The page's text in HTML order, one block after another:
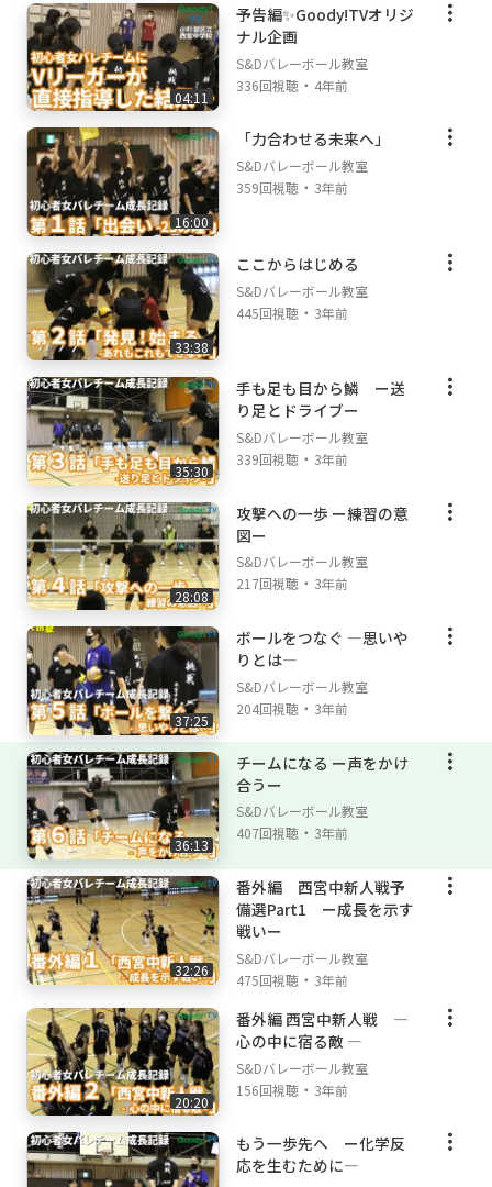
04:11
予告編✨Goody!TVオリジ
ナル企画
S&Dバレーボール教室
336回視聴 ・ 4年前
16:00
「力合わせる未来へ」
S&Dバレーボール教室
359回視聴 ・ 3年前
33:38
ここからはじめる
S&Dバレーボール教室
445回視聴 ・ 3年前
35:30
手も足も目から鱗 ー送
り足とドライブー
S&Dバレーボール教室
339回視聴 ・ 3年前
28:08
攻撃への一歩 ー練習の意
図ー
S&Dバレーボール教室
217回視聴 ・ 3年前
37:25
ボールをつなぐ ―思いや
りとは―
S&Dバレーボール教室
204回視聴 ・ 3年前
36:13
チームになる ー声をかけ
合うー
S&Dバレーボール教室
407回視聴 ・ 3年前
32:26
番外編 西宮中新人戦予
備選Part1 ー成長を示す
戦いー
S&Dバレーボール教室
475回視聴 ・ 3年前
20:20
番外編 西宮中新人戦 ―
心の中に宿る敵 ―
S&Dバレーボール教室
156回視聴 ・ 3年前
もう一歩先へ ー化学反
応を生むために―